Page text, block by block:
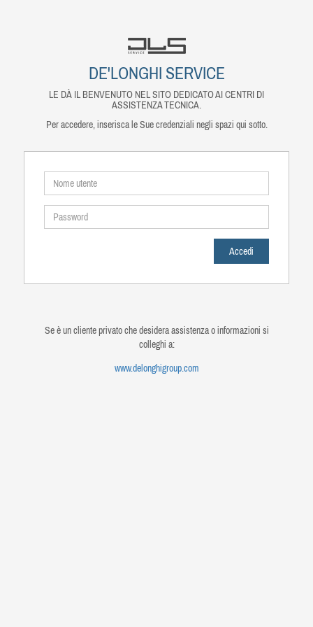
DE'LONGHI SERVICE
LE DÀ IL BENVENUTO NEL SITO DEDICATO AI CENTRI DI
ASSISTENZA TECNICA.
Per accedere, inserisca le Sue credenziali negli spazi qui sotto.
Se è un cliente privato che desidera assistenza o informazioni si
colleghi a:
www.delonghigroup.com